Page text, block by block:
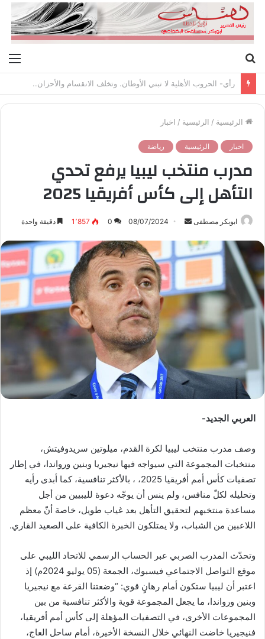
عن
رأي- الحروب الأهلية لا تبني الأوطان. وتخلف الانقسام والأحزان..
الرئيسية / الرئيسية / اخبار
اخبار الرئيسية رياضة
مدرب منتخب ليبيا يرفع تحدي
التأهل إلى كأس أفريقيا 2025
ابوبكر مصطفى
ل
ر
د
ا
ك
ي
ا
08/07/2024
0 1٬857 دقيقة واحدة
العربي الجديد-
وصف مدرب منتخب ليبيا لكرة القدم، ميلوتين سريدوفيتش،
منتخبات المجموعة التي سيواجه فيها نيجيريا وبنين ورواندا، في إطار
تصفيات كأس أمم أفريقيا 2025، ، بالأكثر تنافسية، كما أبدى رأيه
وتحليله لكلّ منافس، ولم ينس أن يوجّه دعوة لليبيين من أجل
مساعدة منتخبهم لتحقيق التأهل بعد غياب طويل، خاصة أنّ معظم
اللاعبين من الشباب، ولا يمتلكون الخبرة الكافية على الصعيد القاري.
وتحدّث المدرب الصربي عبر الحساب الرسمي للاتحاد الليبي على
موقع التواصل الاجتماعي فيسبوك، الجمعة (05 يوليو 2024م) إذ
اعتبر أن ليبيا ستكون أمام رهانٍ قوي: “وضعتنا القرعة مع نيجيريا
وبنين ورواندا، ما يجعل المجموعة قوية والأكثر تنافسية من بين
المجموعات الأخرى، في التصفيات المؤهلة إلى كأس أمم أفريقيا،
فنيجيريا خاضت النهائي خلال النسخة الأخيرة، أمام ساحل العاج،